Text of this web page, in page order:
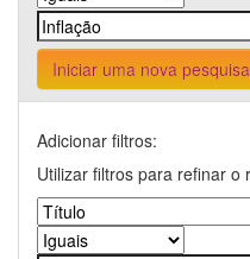
Iniciar uma nova pesquisa
Adicionar filtros:
Utilizar filtros para refinar o